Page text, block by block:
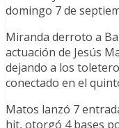
domingo 7 de
Miranda derroto a
actuación de Jesús
dejando a los
conectado en el
Matos lanzó 7
hit, otorgó 4 bases